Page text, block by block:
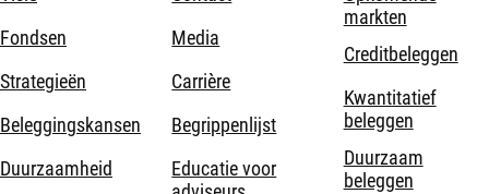
Fondsen
Strategieën
Beleggingskansen
Duurzaamheid
Media
Carrière
Begrippenlijst
Educatie voor
markten
Creditbeleggen
Kwantitatief
beleggen
Duurzaam
beleggen